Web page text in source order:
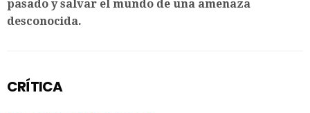
pasado y salvar el mundo de una amenaza
desconocida.
CRÍTICA